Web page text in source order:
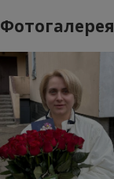
Фотогалерея